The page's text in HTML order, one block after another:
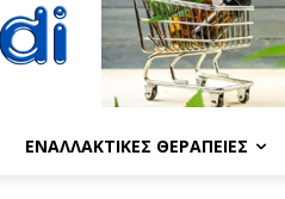
ΕΝΑΛΛΑΚΤΙΚΈΣ ΘΕΡΑΠΕΊΕΣ